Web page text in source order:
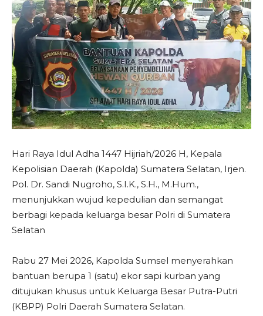
Hari Raya Idul Adha 1447 Hijriah/2026 H, Kepala
Kepolisian Daerah (Kapolda) Sumatera Selatan, Irjen.
Pol. Dr. Sandi Nugroho, S.I.K., S.H., M.Hum.,
menunjukkan wujud kepedulian dan semangat
berbagi kepada keluarga besar Polri di Sumatera
Selatan
Rabu 27 Mei 2026, Kapolda Sumsel menyerahkan
bantuan berupa 1 (satu) ekor sapi kurban yang
ditujukan khusus untuk Keluarga Besar Putra-Putri
(KBPP) Polri Daerah Sumatera Selatan.